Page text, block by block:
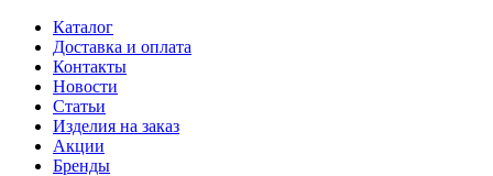
Каталог
Доставка и оплата
Контакты
Новости
Статьи
Изделия на заказ
Акции
Бренды